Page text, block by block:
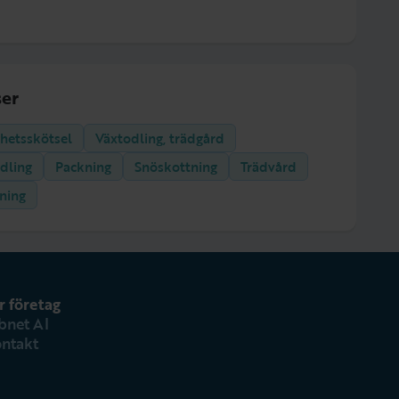
Växtodling, trädgård
Packning Snöskottning
Trädvård
företag
AI